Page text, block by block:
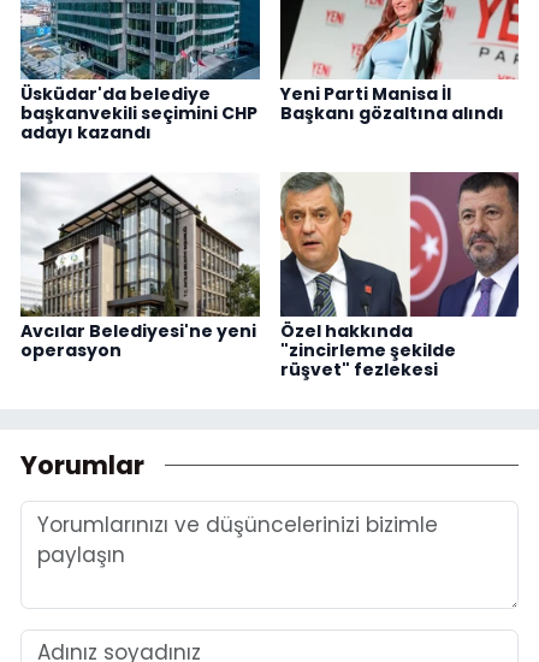
Üsküdar'da belediye
başkanvekili seçimini CHP
adayı kazandı
Yeni Parti Manisa İl
Başkanı gözaltına alındı
Avcılar Belediyesi'ne yeni
operasyon
Özel hakkında
"zincirleme şekilde
rüşvet" fezlekesi
Yorumlar